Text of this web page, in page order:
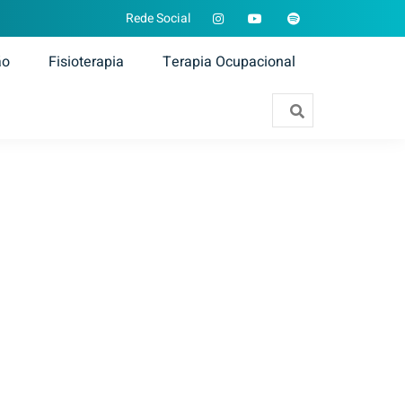
Rede Social
Fisioterapia Terapia Ocupacional